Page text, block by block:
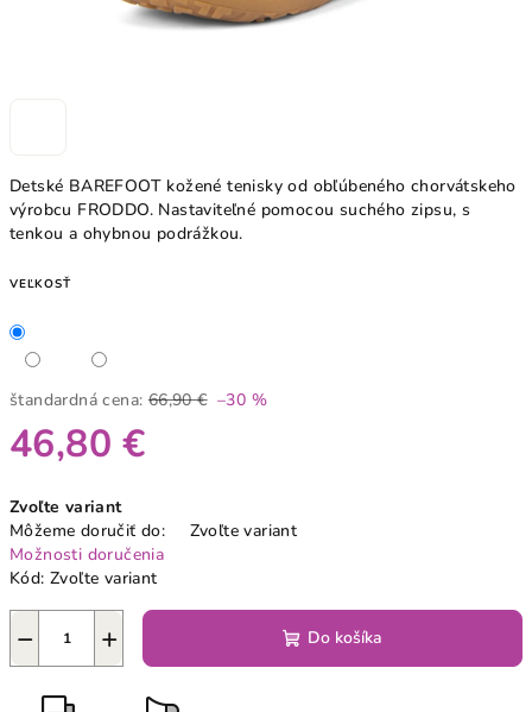
Detské BAREFOOT kožené tenisky od obľúbeného chorvátskeho
výrobcu FRODDO. Nastaviteľné pomocou suchého zipsu, s
tenkou a ohybnou podrážkou.
VEĽKOSŤ
štandardná cena: 66,90 € –30 %
46,80 €
cena:
Zvoľte variant
Môžeme doručiť do:
Zvoľte variant
Možnosti doručenia
Kód: Zvoľte variant
+
− Do košíka